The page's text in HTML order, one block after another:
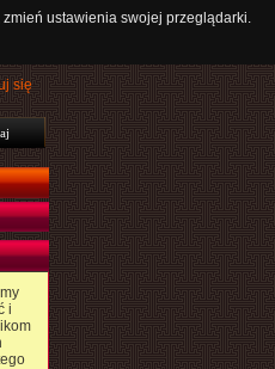
ustawienia swojej przeglądarki.
się
i